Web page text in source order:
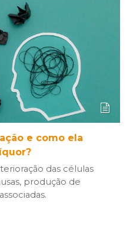
e como ela
das células
produção de